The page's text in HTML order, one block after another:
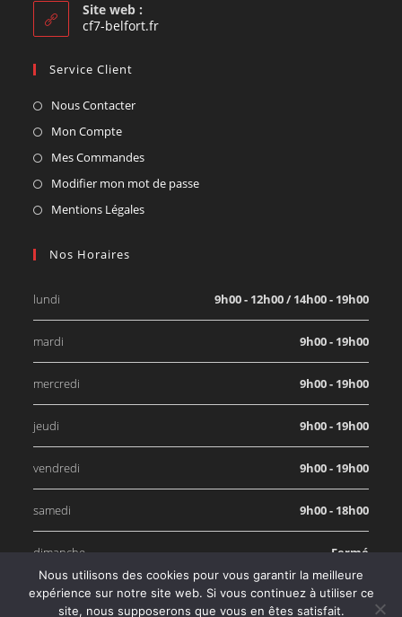
Site web :
cf7-belfort.fr
Service Client
Nous Contacter
Mon Compte
Mes Commandes
Modifier mon mot de passe
Mentions Légales
Nos Horaires
lundi 9h00 - 12h00 / 14h00 - 19h00
mardi 9h00 - 19h00
mercredi 9h00 - 19h00
jeudi 9h00 - 19h00
vendredi 9h00 - 19h00
samedi 9h00 - 18h00
dimanche Fermé
Nous utilisons des cookies pour vous garantir la meilleure
expérience sur notre site web. Si vous continuez à utiliser ce
site, nous supposerons que vous en êtes satisfait.